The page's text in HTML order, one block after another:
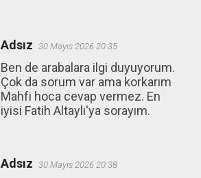
Adsız 30 Mayıs 2026 20:35
Ben de arabalara ilgi duyuyorum.
Çok da sorum var ama korkarım
Mahfi hoca cevap vermez. En
iyisi Fatih Altaylı'ya sorayım.
Adsız 30 Mayıs 2026 20:38